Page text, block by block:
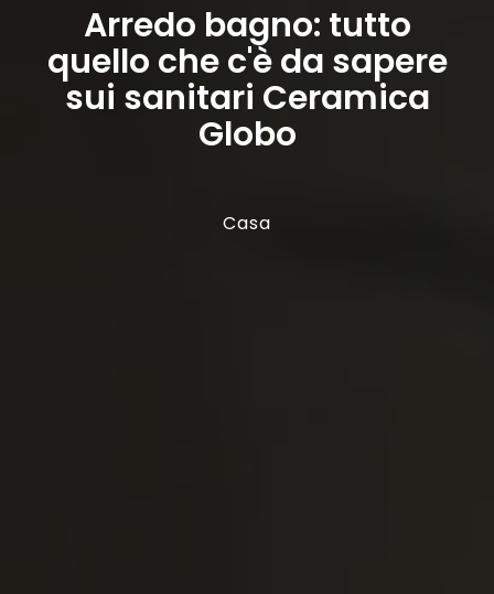
Arredo bagno: tutto
quello che c'è da sapere
sui sanitari Ceramica
Globo
Casa